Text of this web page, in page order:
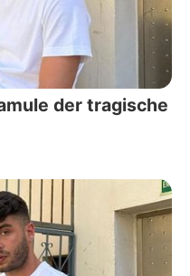
der tragische